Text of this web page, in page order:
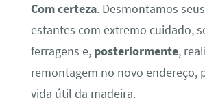
Com certeza. Desmontamos
estantes com extremo cuidado,
ferragens e, posteriormente,
remontagem no novo endereço,
vida útil da madeira.